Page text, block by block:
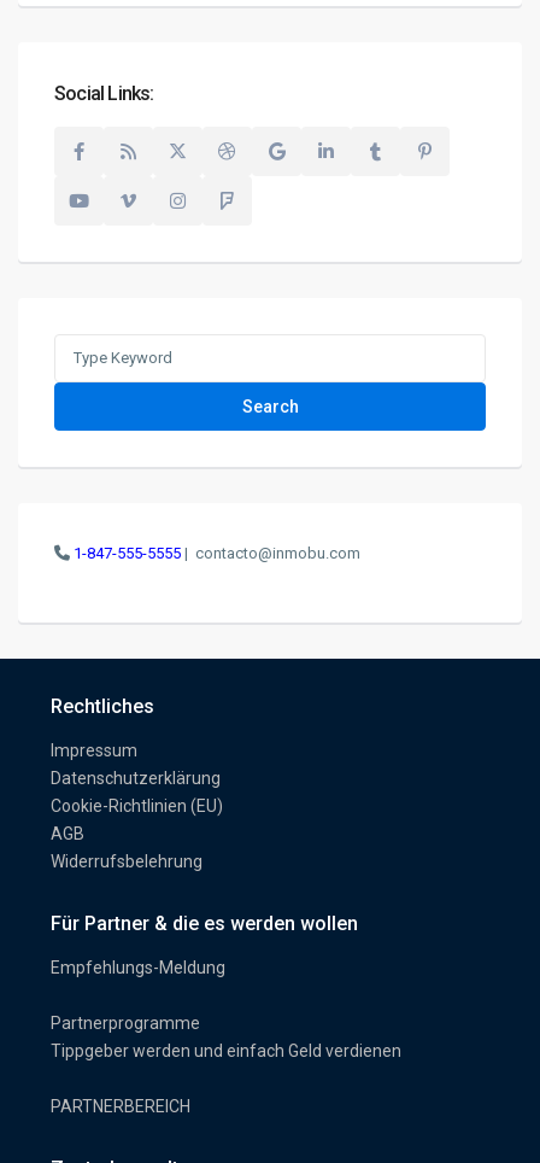
Social Links:
Search
1-847-555-5555 | contacto@inmobu.com
Rechtliches
Impressum
Datenschutzerklärung
Cookie-Richtlinien (EU)
AGB
Widerrufsbelehrung
Für Partner & die es werden wollen
Empfehlungs-Meldung
Partnerprogramme
Tippgeber werden und einfach Geld verdienen
PARTNERBEREICH